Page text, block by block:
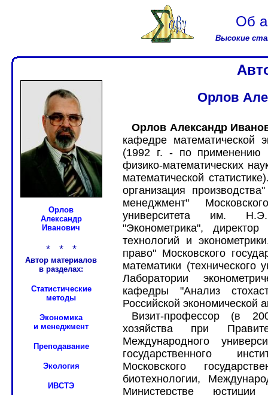
Об
Высокие
Орлов
Александр
Иванович
* * *
Автор материалов
в разделах:
Статистические
методы
Экономика
и менеджмент
Преподавание
Экология
ИВСТЭ
Орлов
Орлов Александр
кафедре математической
(1992 г. - по применению
физико-математических
математической
организация
менеджмент"
университета им.
"Эконометрика", директор
технологий и
право" Московского
математики (технического
Лаборатории
кафедры "Анализ
Российской экономической
Визит-профессор (в
хозяйства при
Международного
государственного
Московского
биотехнологии,
Министерстве